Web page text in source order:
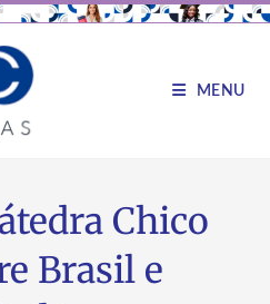
MENU
Chico
Brasil e